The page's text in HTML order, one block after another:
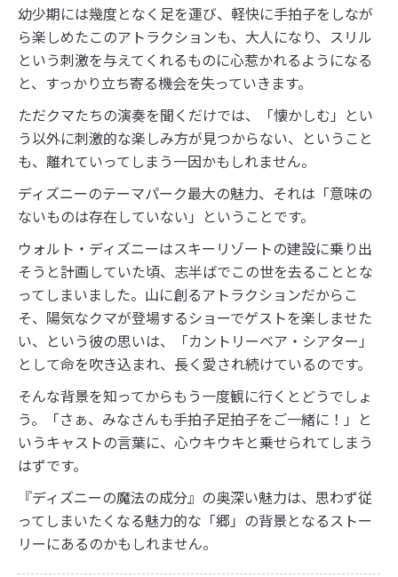
幼少期には幾度となく足を運び、軽快に手拍子をしなが
ら楽しめたこのアトラクションも、大人になり、スリル
という刺激を与えてくれるものに心惹かれるようになる
と、すっかり立ち寄る機会を失っていきます。
ただクマたちの演奏を聞くだけでは、「懐かしむ」とい
う以外に刺激的な楽しみ方が見つからない、ということ
も、離れていってしまう一因かもしれません。
ディズニーのテーマパーク最大の魅力、それは「意味の
ないものは存在していない」ということです。
ウォルト・ディズニーはスキーリゾートの建設に乗り出
そうと計画していた頃、志半ばでこの世を去ることとな
ってしまいました。山に創るアトラクションだからこ
そ、陽気なクマが登場するショーでゲストを楽しませた
い、という彼の思いは、「カントリーベア・シアター」
として命を吹き込まれ、長く愛され続けているのです。
そんな背景を知ってからもう一度観に行くとどうでしょ
う。「さぁ、みなさんも手拍子足拍子をご一緒に！」と
いうキャストの言葉に、心ウキウキと乗せられてしまう
はずです。
『ディズニーの魔法の成分』の奥深い魅力は、思わず従
ってしまいたくなる魅力的な「郷」の背景となるストー
リーにあるのかもしれません。